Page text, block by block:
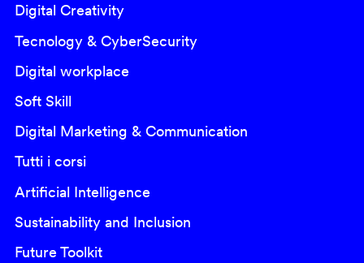
Digital Creativity
Tecnology & CyberSecurity
Digital workplace
Soft Skill
Digital Marketing & Communication
Tutti i corsi
Artificial Intelligence
Sustainability and Inclusion
Future Toolkit